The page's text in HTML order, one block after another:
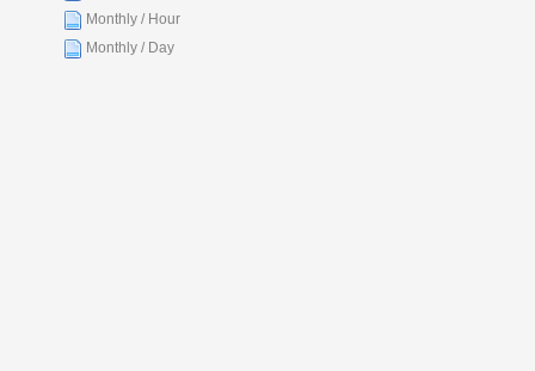
Monthly / Hour
Monthly / Day